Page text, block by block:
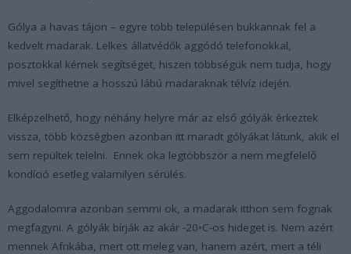
Gólya a havas tájon – egyre több településen bukkannak fel a
kedvelt madarak. Lelkes állatvédők aggódó telefonokkal,
posztokkal kérnek segítséget, hiszen többségük nem tudja, hogy
mivel segíthetne a hosszú lábú madaraknak télvíz idején.
Elképzelhető, hogy néhány helyre már az első gólyák érkeztek
vissza, több községben azonban itt maradt gólyákat látunk, akik el
sem repültek telelni. Ennek oka legtöbbször a nem megfelelő
kondíció esetleg valamilyen sérülés.
Aggodalomra azonban semmi ok, a madarak itthon sem fognak
megfagyni. A gólyák bírják az akár -20◦C-os hideget is. Nem azért
mennek Afrikába, mert ott meleg van, hanem azért, mert a téli